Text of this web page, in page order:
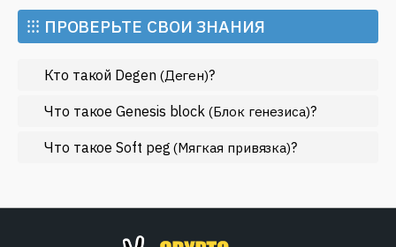
Майнинг
Метавселенные
Регулирование
Рынок и события
Экономика
МЕНЬШЕ
⁝⁝⁝ ПРОВЕРЬТЕ СВОИ ЗНАНИЯ
Кто такой Degen (Деген)?
Что такое Genesis block(Блок генезиса)?
Что такое Soft peg(Мягкая привязка)?